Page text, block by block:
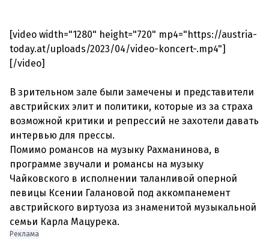
[video width="1280" height="720" mp4="https://austria-
today.at/uploads/2023/04/video-koncert-.mp4"]
[/video]
В зрительном зале были замечены и представители
австрийских элит и политики, которые из за страха
возможной критики и репрессий не захотели давать
интервью для прессы.
Помимо романсов на музыку Рахманинова, в
программе звучали и романсы на музыку
Чайковского в исполнении таланливой оперной
певицы Ксении Галановой под аккомпанемент
австрийского виртуоза из знаменитой музыкальной
семьи Карла Мацурека.
Реклама